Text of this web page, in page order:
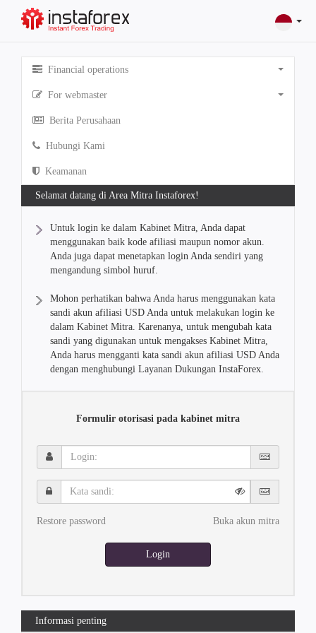
Financial operations
For webmaster
Berita Perusahaan
Hubungi Kami
Keamanan
Selamat datang di Area Mitra Instaforex!
Untuk login ke dalam Kabinet Mitra, Anda dapat
menggunakan baik kode afiliasi maupun nomor akun.
Anda juga dapat menetapkan login Anda sendiri yang
mengandung simbol huruf.
Mohon perhatikan bahwa Anda harus menggunakan kata
sandi akun afiliasi USD Anda untuk melakukan login ke
dalam Kabinet Mitra. Karenanya, untuk mengubah kata
sandi yang digunakan untuk mengakses Kabinet Mitra,
Anda harus mengganti kata sandi akun afiliasi USD Anda
dengan menghubungi Layanan Dukungan InstaForex.
Formulir otorisasi pada kabinet mitra
Login:
Kata
sandi:
Restore password
Buka akun mitra
Login
Informasi penting